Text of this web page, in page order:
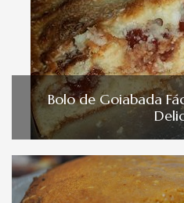
Bolo de Goiabada